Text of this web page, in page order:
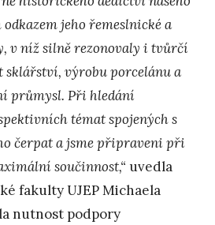
jeho řemeslnické a
v níž silně rezonovaly i tvůrčí
výrobu porcelánu a
průmysl. Při hledání
témat spojených s
čerpat a jsme připraveni při
součinnost,“ uvedla
fakulty UJEP Michaela
nutnost podpory